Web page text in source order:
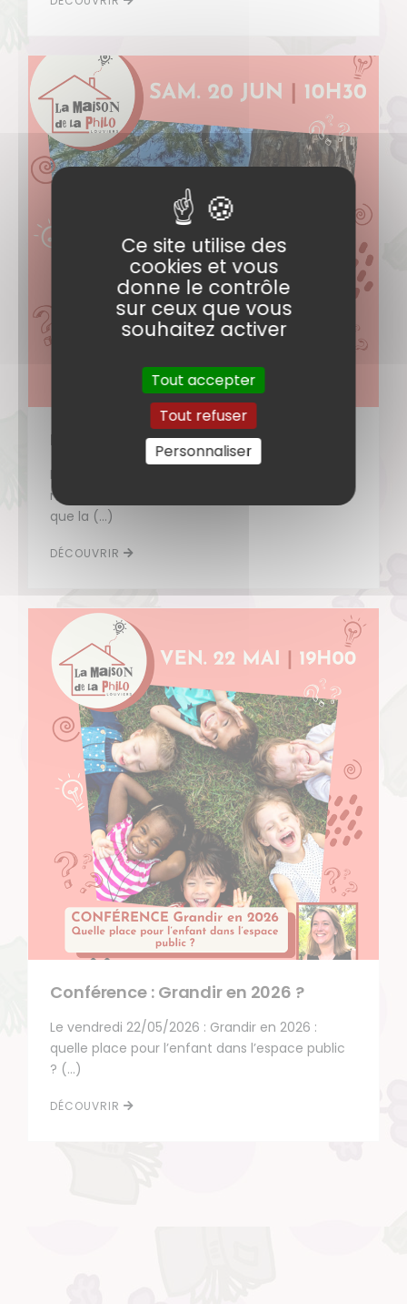
Philo promenade
Le samedi 20/06/2026, mettons le corps en
mouvement pour stimuler la pensée ! C’est ce
que la (…)
DÉCOUVRIR
Conférence : Grandir en 2026 ?
Le vendredi 22/05/2026 : Grandir en 2026 :
quelle place pour l’enfant dans l’espace public
? (…)
DÉCOUVRIR
Ce site utilise des
cookies et vous
donne le contrôle
sur ceux que vous
souhaitez activer
Tout accepter
Tout refuser
Personnaliser